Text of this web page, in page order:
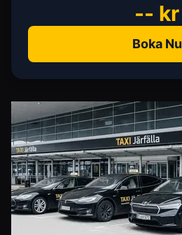
-- kr
Boka Nu